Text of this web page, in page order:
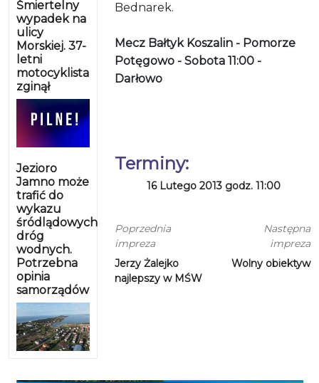
Śmiertelny
wypadek na
ulicy
Morskiej. 37-
letni
motocyklista
zginął
Jezioro
Jamno może
trafić do
wykazu
śródlądowych
dróg
wodnych.
Potrzebna
opinia
samorządów
Bednarek.
Mecz Bałtyk Koszalin - Pomorze
Potęgowo - Sobota 11:00 -
Darłowo
Terminy:
16 Lutego 2013 godz. 11:00
Poprzednia
impreza
Jerzy Żalejko
najlepszy w MŚW
Następna
impreza
Wolny obiektyw